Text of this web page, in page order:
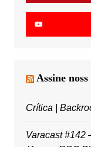
Assine noss
Crítica |
Varacast #142